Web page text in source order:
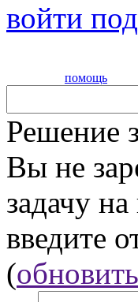
войти
помощь
Решение
Вы не
задачу
введите
(